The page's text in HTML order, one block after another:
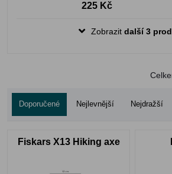
225 Kč
Zobrazit další 3
Doporučené Nejlevnější Nejdražší
Fiskars X13 Hiking axe